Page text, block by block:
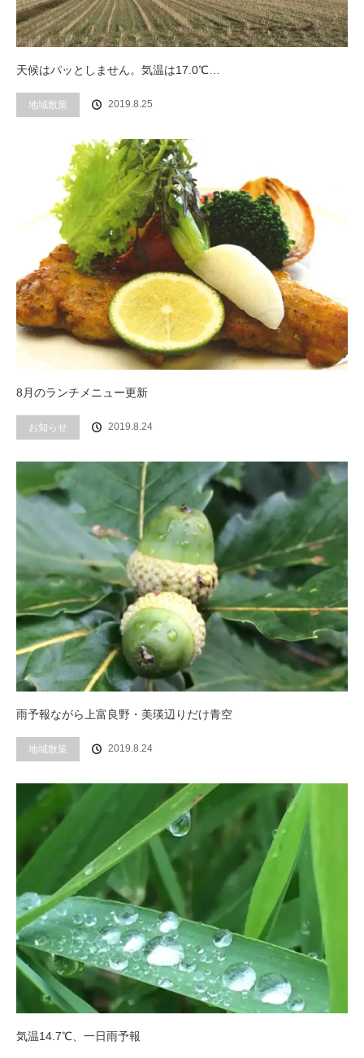
天候はパッとしません。気温は17.0℃…
地域散策 2019.8.25
8月のランチメニュー更新
お知らせ 2019.8.24
雨予報ながら上富良野・美瑛辺りだけ青空
地域散策 2019.8.24
気温14.7℃、一日雨予報